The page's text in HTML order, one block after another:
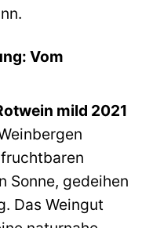
Vom
mild 2021
Sonne, gedeihen
Das Weingut